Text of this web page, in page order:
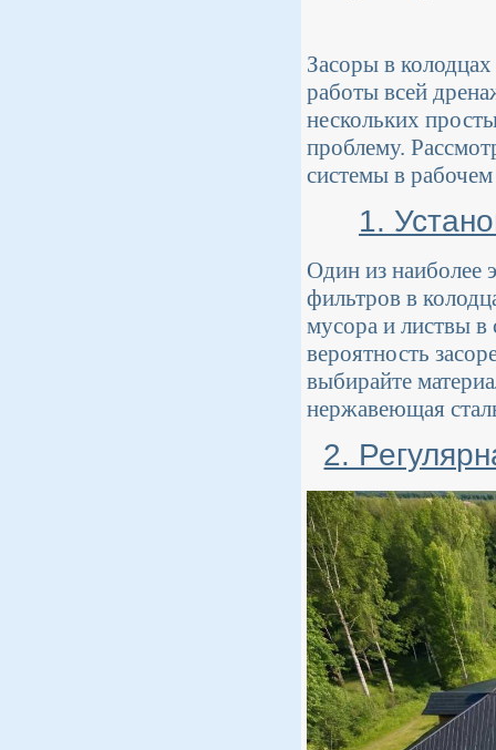
Засоры в
работы всей
нескольких
проблему.
системы в
1.
Один из наиболее
фильтров в
мусора и листвы в
вероятность
выбирайте
нержавеющая
2.